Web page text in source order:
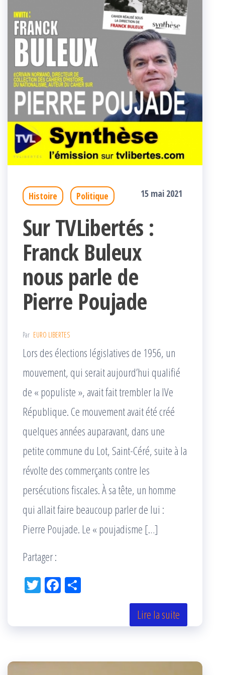
Histoire Politique 15 mai 2021
Sur TVLibertés :
Franck Buleux
nous parle de
Pierre Poujade
Par EURO LIBERTES
Lors des élections législatives de 1956, un
mouvement, qui serait aujourd’hui qualifié
de « populiste », avait fait trembler la IVe
République. Ce mouvement avait été créé
quelques années auparavant, dans une
petite commune du Lot, Saint-Céré, suite à la
révolte des commerçants contre les
persécutions fiscales. À sa tête, un homme
qui allait faire beaucoup parler de lui :
Pierre Poujade. Le « poujadisme […]
Partager :
Tw
itt
Fac
eb
k r
Lire la suite